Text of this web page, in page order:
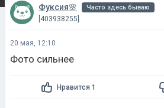
Фуксия🌸 Часто здесь бываю
[403938255]
20 мая, 12:10
Фото сильнее
Нравится 1